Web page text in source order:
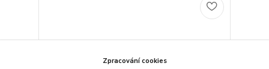
Zpracování cookies